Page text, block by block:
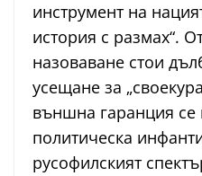
инструмент на
история с размах“.
назоваване стои
усещане за
външна гаранция се
политическа
русофилският